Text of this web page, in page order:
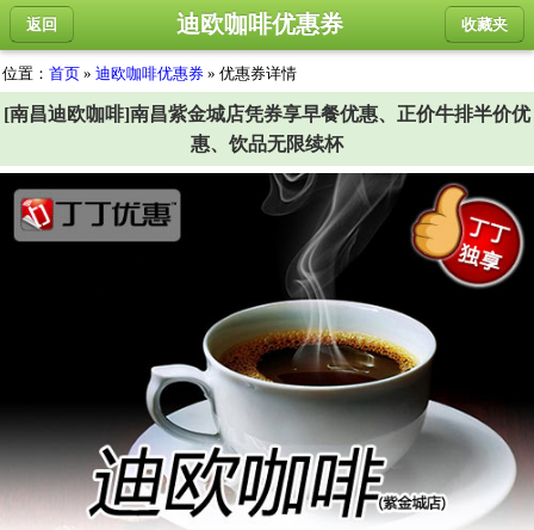
返回 收藏夹
迪欧咖啡优惠券
位置： 首页 » 迪欧咖啡优惠券 » 优惠券详情
[南昌迪欧咖啡]南昌紫金城店凭券享早餐优惠、正价牛排半价优
惠、饮品无限续杯